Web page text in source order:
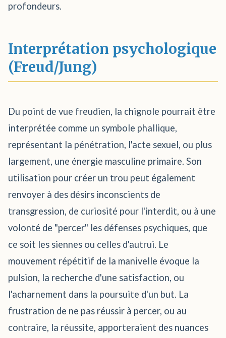
profondeurs.
Interprétation psychologique
(Freud/Jung)
Du point de vue freudien, la chignole pourrait être
interprétée comme un symbole phallique,
représentant la pénétration, l'acte sexuel, ou plus
largement, une énergie masculine primaire. Son
utilisation pour créer un trou peut également
renvoyer à des désirs inconscients de
transgression, de curiosité pour l'interdit, ou à une
volonté de "percer" les défenses psychiques, que
ce soit les siennes ou celles d'autrui. Le
mouvement répétitif de la manivelle évoque la
pulsion, la recherche d'une satisfaction, ou
l'acharnement dans la poursuite d'un but. La
frustration de ne pas réussir à percer, ou au
contraire, la réussite, apporteraient des nuances